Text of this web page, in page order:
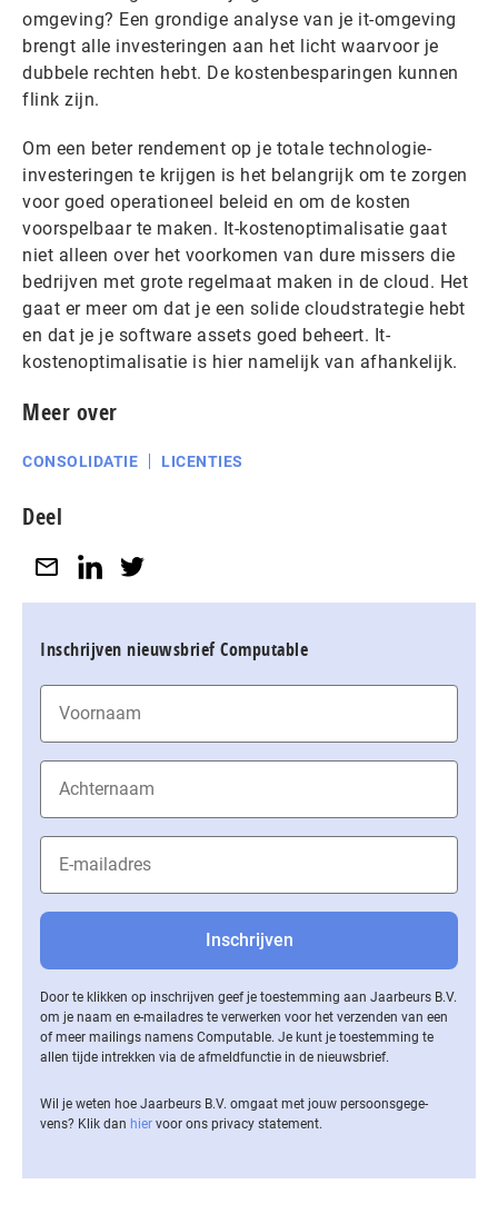
omgeving? Een grondige analyse van je it-omgeving
brengt alle investeringen aan het licht waarvoor je
dubbele rechten hebt. De kostenbesparingen kunnen
flink zijn.
Om een beter rendement op je totale technologie-
investeringen te krijgen is het belangrijk om te zorgen
voor goed operationeel beleid en om de kosten
voorspelbaar te maken. It-kostenoptimalisatie gaat
niet alleen over het voorkomen van dure missers die
bedrijven met grote regelmaat maken in de cloud. Het
gaat er meer om dat je een solide cloudstrategie hebt
en dat je je software assets goed beheert. It-
kostenoptimalisatie is hier namelijk van afhankelijk.
Meer over
CONSOLIDATIE LICENTIES
Deel
Inschrijven nieuwsbrief Computable
Door te klikken op inschrijven geef je toestemming aan Jaarbeurs B.V.
om je naam en e-mailadres te verwerken voor het verzenden van een
of meer mailings namens Computable. Je kunt je toestemming te
allen tijde intrekken via de af­meld­func­tie in de nieuwsbrief.
Wil je weten hoe Jaarbeurs B.V. omgaat met jouw per­soons­ge­ge­
vens? Klik dan hier voor ons privacy statement.